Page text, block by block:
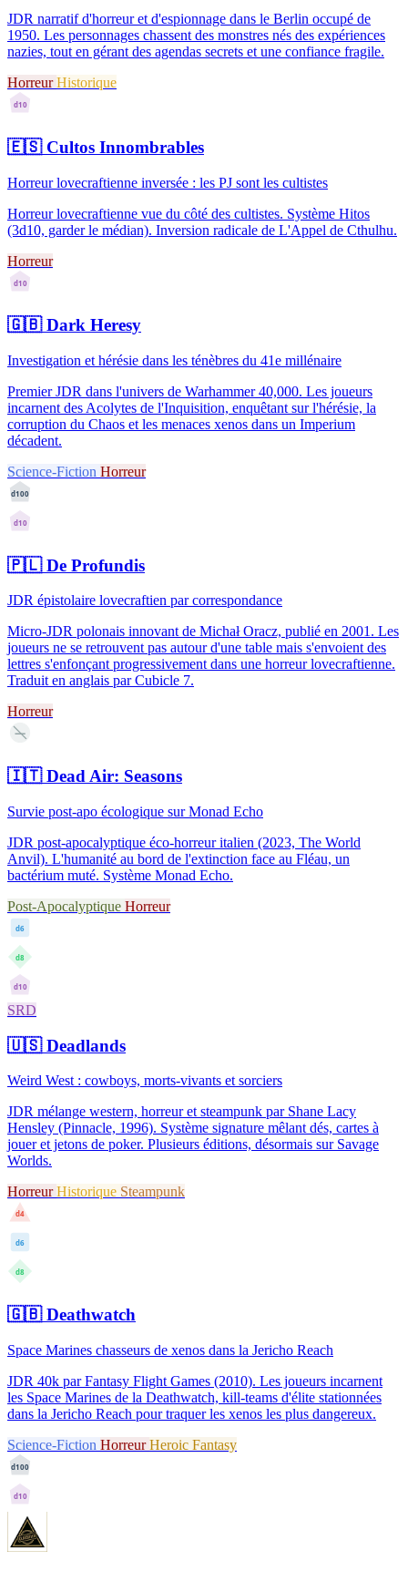
JDR narratif d'horreur et d'espionnage dans le Berlin occupé de
1950. Les personnages chassent des monstres nés des expériences
nazies, tout en gérant des agendas secrets et une confiance fragile.
HorreurHistorique
d10
🇪🇸Cultos Innombrables
Horreur lovecraftienne inversée : les PJ sont les cultistes
Horreur lovecraftienne vue du côté des cultistes. Système Hitos
(3d10, garder le médian). Inversion radicale de L'Appel de Cthulhu.
Horreur
d10
🇬🇧Dark Heresy
Investigation et hérésie dans les ténèbres du 41e millénaire
Premier JDR dans l'univers de Warhammer 40,000. Les joueurs
incarnent des Acolytes de l'Inquisition, enquêtant sur l'hérésie, la
corruption du Chaos et les menaces xenos dans un Imperium
décadent.
Science-Fiction Horreur
d100
d10
🇵🇱De Profundis
JDR épistolaire lovecraftien par correspondance
Micro-JDR polonais innovant de Michał Oracz, publié en 2001. Les
joueurs ne se retrouvent pas autour d'une table mais s'envoient des
lettres s'enfonçant progressivement dans une horreur lovecraftienne.
Traduit en anglais par Cubicle 7.
Horreur
—
🇮🇹Dead Air: Seasons
Survie post-apo écologique sur Monad Echo
JDR post-apocalyptique éco-horreur italien (2023, The World
Anvil). L'humanité au bord de l'extinction face au Fléau, un
bactérium muté. Système Monad Echo.
Post-Apocalyptique Horreur
d6
d8
d10
SRD
🇺🇸Deadlands
Weird West : cowboys, morts-vivants et sorciers
JDR mélange western, horreur et steampunk par Shane Lacy
Hensley (Pinnacle, 1996). Système signature mêlant dés, cartes à
jouer et jetons de poker. Plusieurs éditions, désormais sur Savage
Worlds.
HorreurHistorique Steampunk
d4
d6
d8
🇬🇧Deathwatch
Space Marines chasseurs de xenos dans la Jericho Reach
JDR 40k par Fantasy Flight Games (2010). Les joueurs incarnent
les Space Marines de la Deathwatch, kill-teams d'élite stationnées
dans la Jericho Reach pour traquer les xenos les plus dangereux.
Science-Fiction HorreurHeroic Fantasy
d100
d10